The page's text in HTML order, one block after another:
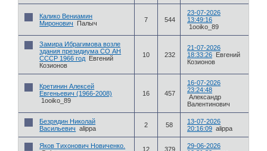
Калико Вениамин
Миронович
Палыч 7 544
23-07-2026
13:49:16
1ooiko_89
Замира Ибрагимова возле
здания президиума СО АН
СССР 1966 год Евгений
Козионов
10 232
21-07-2026
18:33:26 Евгений
Козионов
Кретинин Алексей
Евгеньевич (1966-2008)
1ooiko_89
16 457
16-07-2026
23:24:48
Александр
Валентинович
Безрядин Николай
Васильевич
alippa 2 58
13-07-2026
20:16:09 alippa
Яков Тихонович Новиченко.
12 379
29-06-2026